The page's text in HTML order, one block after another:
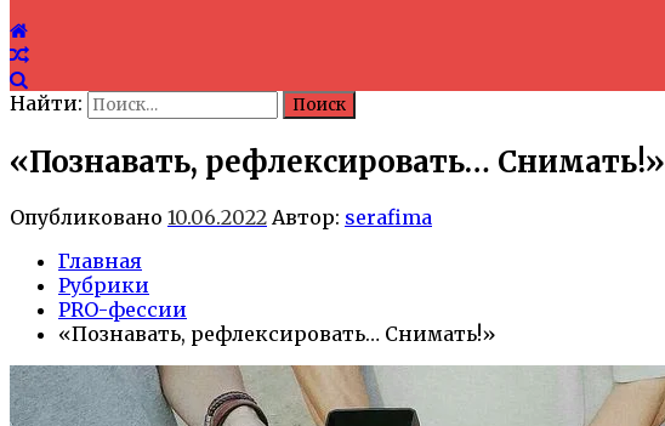
Найти:
«Познавать, рефлексировать… Снимать!»
Опубликовано 10.06.2022 Автор: serafima
Главная
Рубрики
PRO-фессии
«Познавать, рефлексировать… Снимать!»